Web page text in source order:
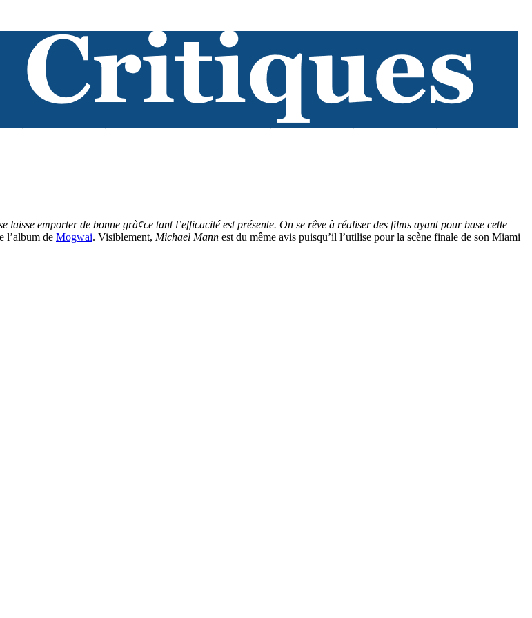
emporter de bonne grà¢ce tant l’efficacité est présente. On se rêve à réaliser des films ayant pour base cette
l’album de Mogwai. Visiblement, Michael Mann est du même avis puisqu’il l’utilise pour la scène finale de son Miami